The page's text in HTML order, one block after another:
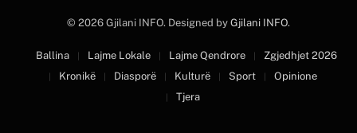
© 2026 Gjilani INFO. Designed by Gjilani INFO.
Ballina Lajme Lokale Lajme Qendrore
Zgjedhjet 2026
Kronikë
Diasporë Kulturë Sport
Opinione
Tjera